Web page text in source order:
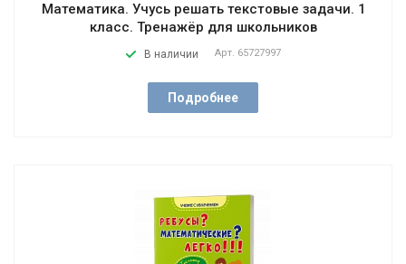
Математика. Учусь решать текстовые задачи. 1
класс. Тренажёр для школьников
В наличии Арт. 65727997
Подробнее